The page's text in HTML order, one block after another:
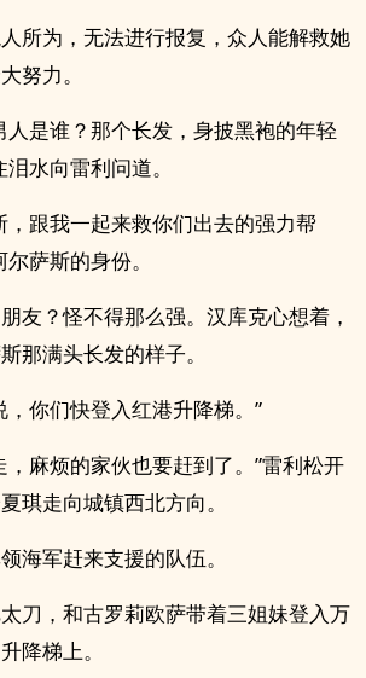
所为，无法进行报复，众人能解救她
努力。
人是谁？那个长发，身披黑袍的年轻
水向雷利问道。
，跟我一起来救你们出去的强力帮
萨斯的身份。
友？怪不得那么强。汉库克心想着，
那满头长发的样子。
，你们快登入红港升降梯。”
，麻烦的家伙也要赶到了。”雷利松开
琪走向城镇西北方向。
海军赶来支援的队伍。
刀，和古罗莉欧萨带着三姐妹登入万
降梯上。